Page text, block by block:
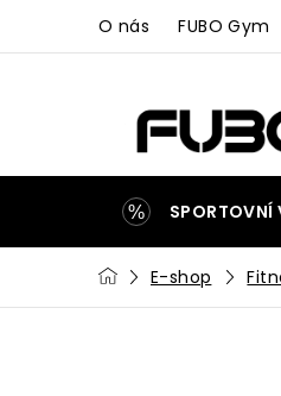
obsah
O nás FUBO Gym
SPORTOVNÍ
ZAKÁZKOVÁ
DomůE-shop